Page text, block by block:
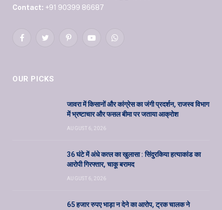
Contact: +91 90399 86687
FacebookTwitterPinterestYouTubeWhatsApp
OUR PICKS
जावरा में किसानों और कांग्रेस का जंगी प्रदर्शन, राजस्व विभाग
में भ्रष्टाचार और फसल बीमा पर जताया आक्रोश
AUGUST 6, 2026
36 घंटे में अंधे कत्ल का खुलासा : सिंदुरकिया हत्याकांड का
आरोपी गिरफ्तार, चाकू बरामद
AUGUST 6, 2026
65 हजार रुपए भाड़ा न देने का आरोप, ट्रक चालक ने